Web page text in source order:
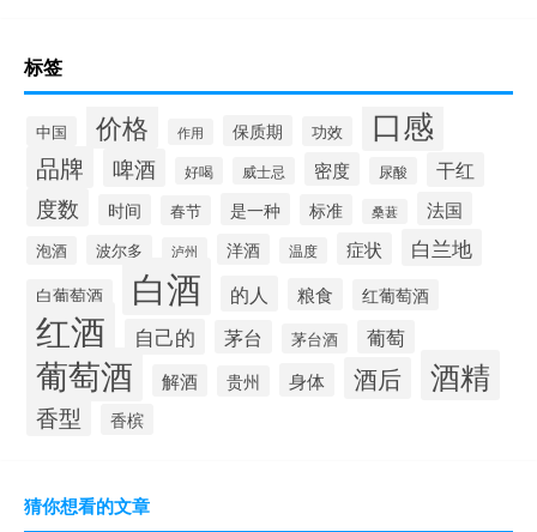
标签
中国 价格 作用 保质期 功效 口感
品牌 啤酒 好喝 威士忌 密度 尿酸 干红
度数 时间 春节 是一种 标准 桑葚 法国
泡酒 波尔多 泸州 洋酒 温度 症状 白兰地
白葡萄酒 白酒 的人 粮食 红葡萄酒
红酒 自己的 茅台 茅台酒 葡萄
葡萄酒 解酒 贵州 身体 酒后 酒精
香型 香槟
猜你想看的文章